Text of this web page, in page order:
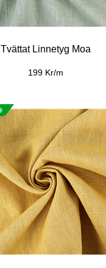
Tvättat Linnetyg Moa
199 Kr/m